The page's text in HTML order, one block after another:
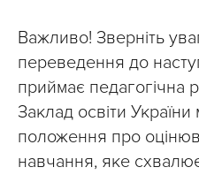
Важливо! Зверніть
переведення до
приймає педагогічна
Заклад освіти
положення про
навчання, яке